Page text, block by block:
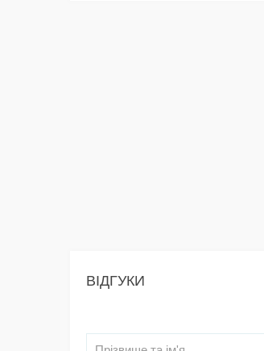
ВІДГУКИ